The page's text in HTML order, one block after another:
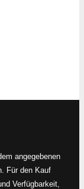
angegebenen
Für den Kauf
Verfügbarkeit,